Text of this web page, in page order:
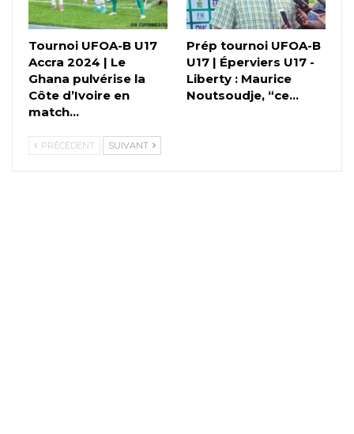
Tournoi UFOA-B U17
Accra 2024 | Le
Ghana pulvérise la
Côte d’Ivoire en
match…
Prép tournoi UFOA-B
U17 | Éperviers U17 -
Liberty : Maurice
Noutsoudje, “ce…
PRÉCÉDENT SUIVANT